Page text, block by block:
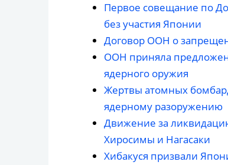
Первое совещание по
без участия Японии
Договор ООН о
ООН приняла
ядерного оружия
Жертвы атомных
ядерному разоружению
Движение за
Хиросимы и Нагасаки
Хибакуся призвали